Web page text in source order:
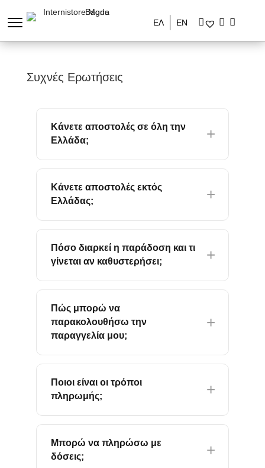
ΕΛ ΕΝ
Συχνές Ερωτήσεις
Κάνετε αποστολές σε όλη την
Ελλάδα;
Κάνετε αποστολές εκτός
Ελλάδας;
Πόσο διαρκεί η παράδοση και τι
γίνεται αν καθυστερήσει;
Πώς μπορώ να
παρακολουθήσω την
παραγγελία μου;
Ποιοι είναι οι τρόποι
πληρωμής;
Μπορώ να πληρώσω με
δόσεις;